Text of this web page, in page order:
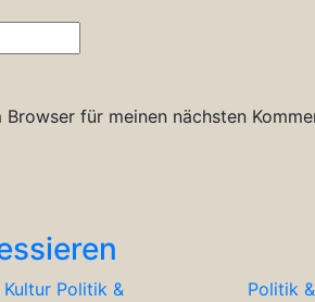
für meinen nächsten
Kultur Politik &
Politik